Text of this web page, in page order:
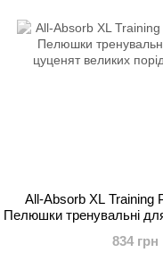
All-Absorb XL Training
Пелюшки тренувальні
834 грн